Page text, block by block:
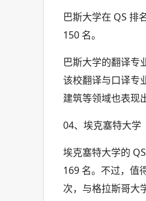
巴斯大学在 QS 排
150 名。
巴斯大学的翻译专
该校翻译与口译专
建筑等领域也表现
04、埃克塞特大学
埃克塞特大学的
169 名。不过，值
次，与格拉斯哥大